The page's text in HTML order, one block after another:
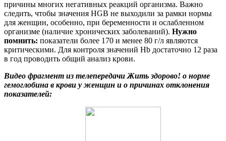
причины многих негативных реакций организма. Важно
следить, чтобы значения HGB не выходили за рамки нормы
для женщин, особенно, при беременности и ослабленном
организме (наличие хронических заболеваний). Нужно
помнить: показатели более 170 и менее 80 г/л являются
критическими. Для контроля значений Hb достаточно 12 раза
в год проводить общий анализ крови.
Видео фрагмент из телепередачи Жить здорово! о норме
гемоглобина в крови у женщин и о причинах отклонения
показателей: